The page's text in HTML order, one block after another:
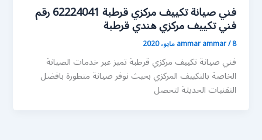
فني صيانة تكييف مركزي قرطبة 62224041 رقم
فني تكييف مركزي هندي قرطبة
ammar ammar/8 مايو، 2020
فني صيانة تكييف مركزي قرطبة تميز عبر خدمات الصيانة
الخاصة بالتكييف المركزي بحيث نوفر صيانة متطورة بافضل
التقنيات الحديثة لتحصل